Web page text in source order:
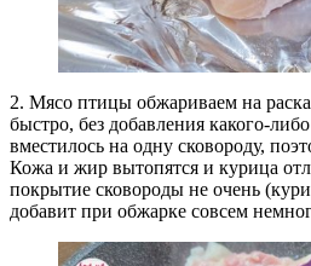
2. Мясо птицы обжариваем на
быстро, без добавления какого-
вместилось на одну сковороду,
Кожа и жир вытопятся и курица
покрытие сковороды не очень
добавит при обжарке совсем